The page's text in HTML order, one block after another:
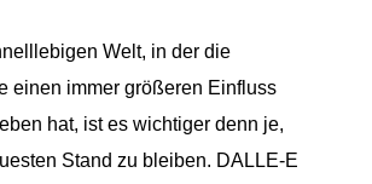
Welt, in der die
einen immer größeren Einfluss
hat, ist es wichtiger denn je,
Stand zu bleiben. DALLE-E